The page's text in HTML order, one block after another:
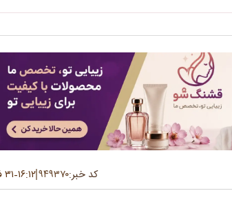
کد خبر:۹۴۹۳۷۰۱۶:۱۲-۳۱ فروردین ۱۴۰۵